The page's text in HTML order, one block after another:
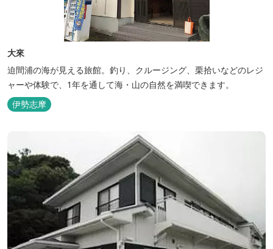
大來
迫間浦の海が見える旅館。釣り、クルージング、栗拾いなどのレジ
ャーや体験で、1年を通して海・山の自然を満喫できます。
伊勢志摩